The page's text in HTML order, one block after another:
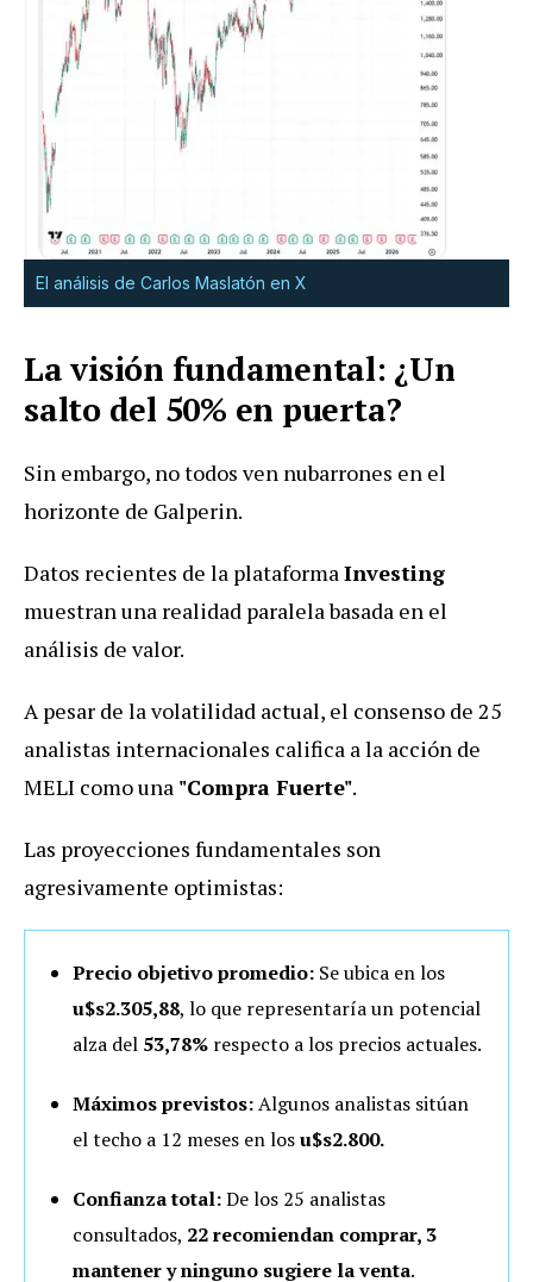
El análisis de Carlos Maslatón en X
La visión fundamental: ¿Un
salto del 50% en puerta?
Sin embargo, no todos ven nubarrones en el
horizonte de Galperin.
Datos recientes de la plataformaInvesting
muestran una realidad paralela basada en el
análisis de valor.
A pesar de la volatilidad actual, el consenso de 25
analistas internacionales califica a la acción de
MELI como una "Compra Fuerte".
Las proyecciones fundamentales son
agresivamente optimistas:
Precio objetivo promedio: Se ubica en los
u$s2.305,88, lo que representaría un potencial
alza del 53,78% respecto a los precios actuales.
Máximos previstos:Algunos analistas sitúan
el techo a 12 meses en losu$s2.800.
Confianza total:De los 25 analistas
consultados, 22 recomiendan comprar, 3
mantener y ninguno sugiere la venta.